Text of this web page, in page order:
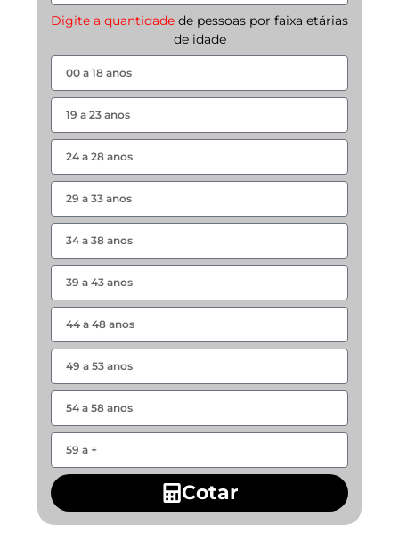
Digite a quantidade de pessoas por faixa etárias
de idade
Cotar